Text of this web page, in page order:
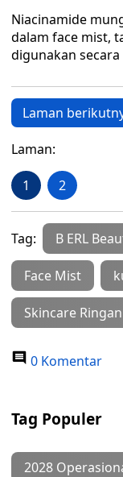
Niacinamide
dalam face mist,
digunakan
Laman
Laman:
1 2
Tag: B ERL
Face Mist
Skincare Ringan
0 Komentar
Tag Populer
2028